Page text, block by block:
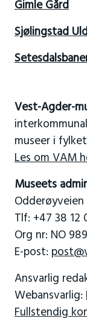
Gimle Gård
Sjølingstad
Vest-Agder-
museer i
Les om VAM
Museets
Odderøyveien
Tlf: +47 38 12
Org nr: NO
E-post:
Ansvarlig
Webansvarlig:
Fullstendig